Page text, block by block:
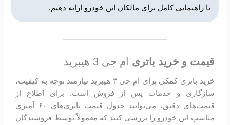
تا راهنمایی کامل برای مالکان این خودرو ارائه دهیم.
قیمت و خرید باتری ام جی 3 هیبرید
خرید باتری کمکی برای ام جی ۳ هیبرید نیازمند توجه به کیفیت،
سازگاری و خدمات پس از فروش است. برای اطلاع از
قیمت‌های دقیق، می‌توانید جدول قیمت باتری‌های ۶۰ آمپری
مناسب این خودرو را بررسی کنید که معمولاً توسط فروشندگان